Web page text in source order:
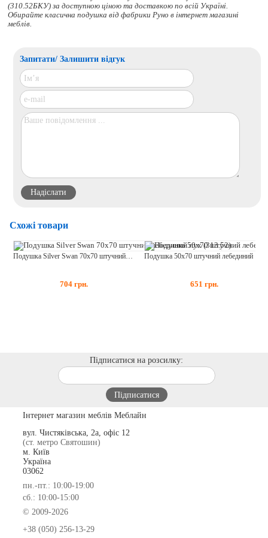
(310.52БКУ) за доступною ціною та доставкою по всій Україні.
Обирайте класична подушкавід фабрики Руно в інтернет магазині
меблів.
Запитати/ Залишити відгук
Схожі товари
704 грн. 651 грн.
Підписатися на розсилку:
Інтернет магазин меблів Меблайн
вул. Чистяківська, 2а, офіс 12
(ст. метро Святошин)
м. Київ
Україна
03062
пн.-пт.: 10:00-19:00
сб.: 10:00-15:00
© 2009-2026
+38 (050) 256-13-29